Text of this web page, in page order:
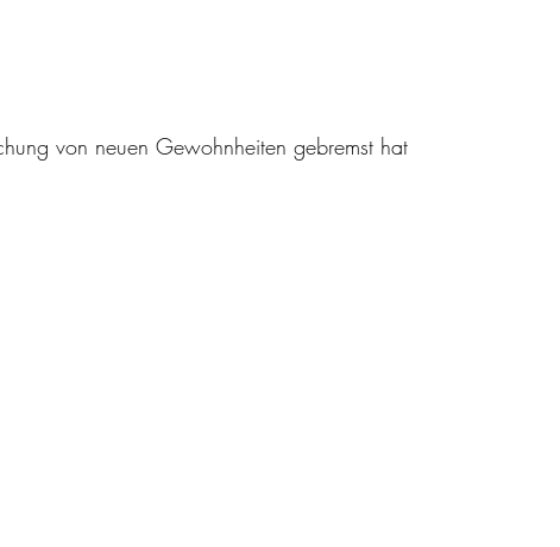
von neuen Gewohnheiten gebremst hat
welche innere Prozesse Dich von Deinem Traumleben